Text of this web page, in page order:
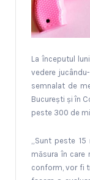
La începutul
vedere
semnalat de
Bucureşti şi în
peste 300 de
„Sunt peste
măsura în care
conform, vor fi